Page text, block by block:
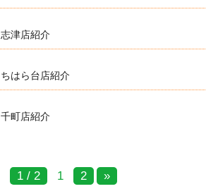
志津店紹介
ちはら台店紹介
千町店紹介
1 / 2 1 2 »